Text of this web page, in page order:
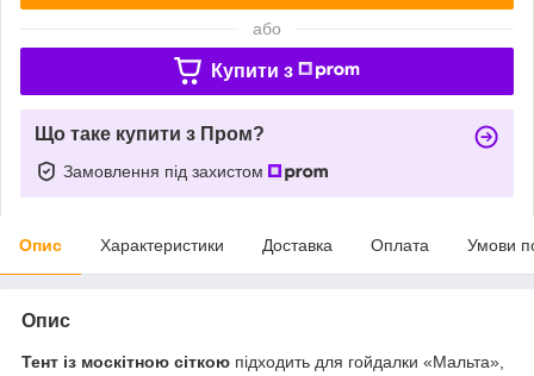
або
Купити з
Що таке купити з Пром?
Замовлення під захистом
Опис Характеристики Доставка Оплата Умови
Опис
Тент із москітною сіткою підходить для гойдалки «Мальта»,